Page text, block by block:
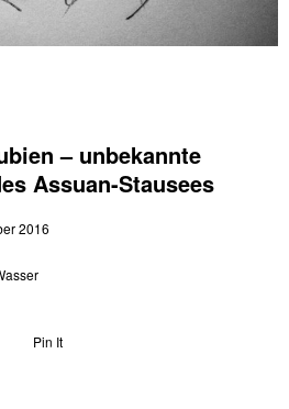
– unbekannte
Assuan-Stausees
2016
Pin It